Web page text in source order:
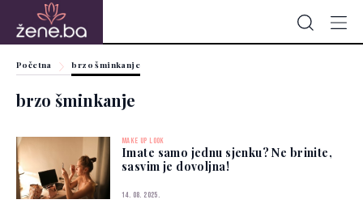
Početna brzo šminkanje
brzo šminkanje
MAKE UP LOOK
Imate samo jednu sjenku? Ne brinite,
sasvim je dovoljna!
14. 08. 2025.